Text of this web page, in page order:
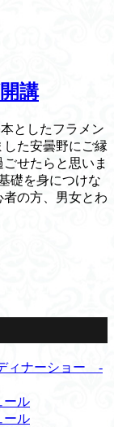
講
としたフラメン
た安曇野にご縁
せたらと思いま
礎を身につけな
の方、男女とわ
ィナーショー -
ール
ール